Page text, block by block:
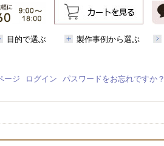
目的で選ぶ 製作事例から選ぶ
ージ ログイン パスワードをお忘れですか？